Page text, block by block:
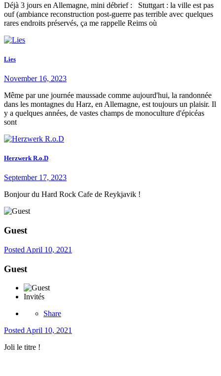
Déjà 3 jours en Allemagne, mini débrief : Stuttgart : la ville est pas
ouf (ambiance reconstruction post-guerre pas terrible avec quelques
rares endroits préservés, ça me rappelle Reims où
Lies
November 16, 2023
Même par une journée maussade comme aujourd'hui, la randonnée
dans les montagnes du Harz, en Allemagne, est toujours un plaisir. Il
y a quelques années, de vastes champs de monoculture d'épicéas
sont
Herzwerk R.o.D
September 17, 2023
Bonjour du Hard Rock Cafe de Reykjavik !
Guest
Posted April 10, 2021
Guest
Invités
Share
Posted April 10, 2021
Joli le titre !